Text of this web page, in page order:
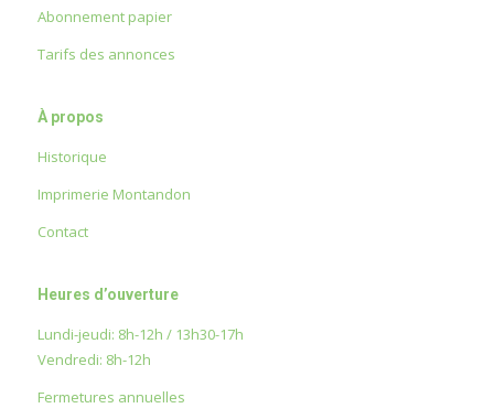
Abonnement papier
Tarifs des annonces
À propos
Historique
Imprimerie Montandon
Contact
Heures d’ouverture
Lundi-jeudi: 8h-12h / 13h30-17h
Vendredi: 8h-12h
Fermetures annuelles